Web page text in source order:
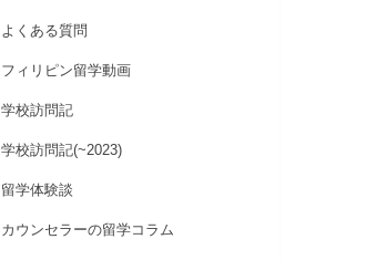
よくある質問
フィリピン留学動画
学校訪問記
学校訪問記(~2023)
留学体験談
カウンセラーの留学コラム